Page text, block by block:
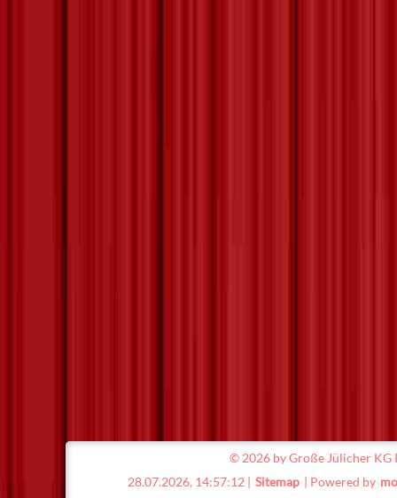
© 2026 by Große Jülicher KG
28.07.2026, 14:57:12 | Sitemap | Powered by